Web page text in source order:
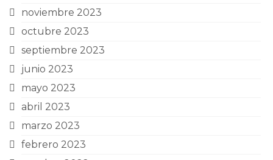
noviembre 2023
octubre 2023
septiembre 2023
junio 2023
mayo 2023
abril 2023
marzo 2023
febrero 2023